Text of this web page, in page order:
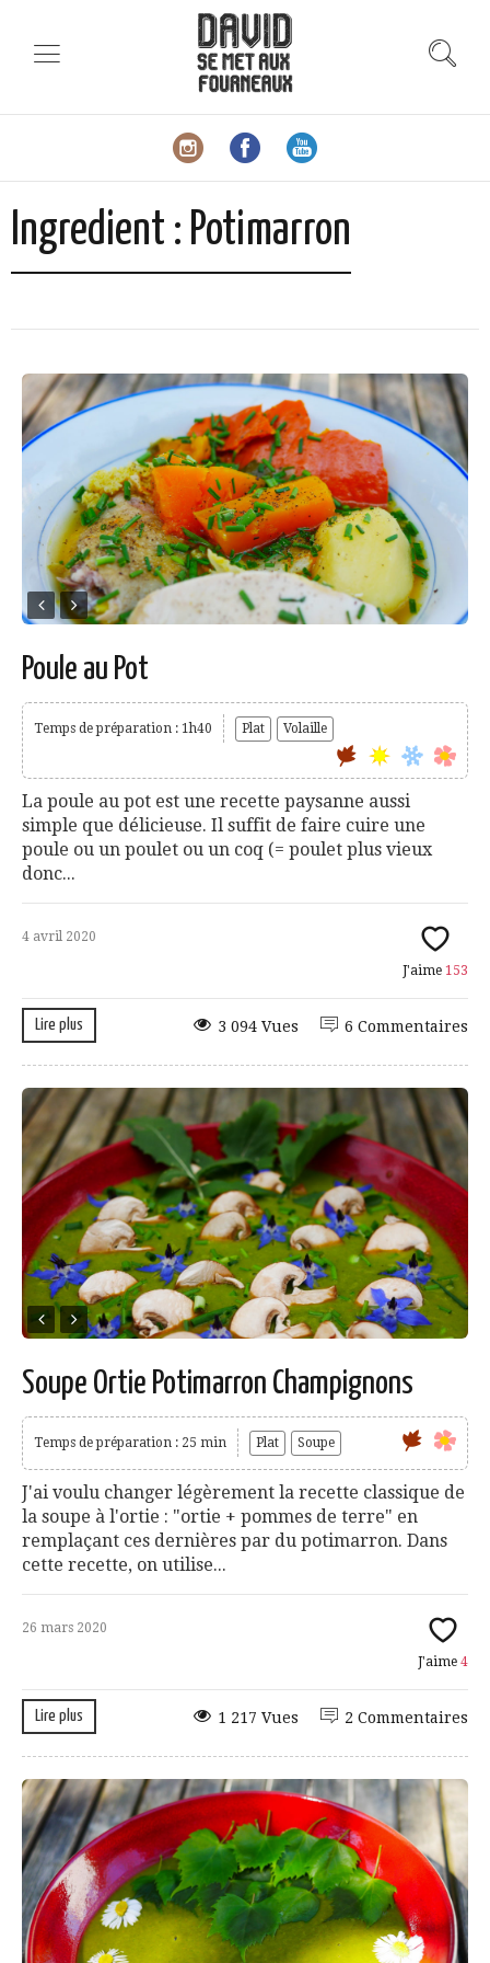
Ingredient : Potimarron
Poule au Pot
Temps de préparation : 1h40 Plat Volaille
La poule au pot est une recette paysanne aussi
simple que délicieuse. Il suffit de faire cuire une
poule ou un poulet ou un coq (= poulet plus vieux
donc...
4 avril 2020
J'aime 153
Lire plus 6 Commentaires
3 094 Vues
Soupe Ortie Potimarron Champignons
Temps de préparation : 25 min Plat Soupe
J'ai voulu changer légèrement la recette classique de
la soupe à l'ortie : "ortie + pommes de terre" en
remplaçant ces dernières par du potimarron. Dans
cette recette, on utilise...
26 mars 2020
J'aime 4
Lire plus 2 Commentaires
1 217 Vues